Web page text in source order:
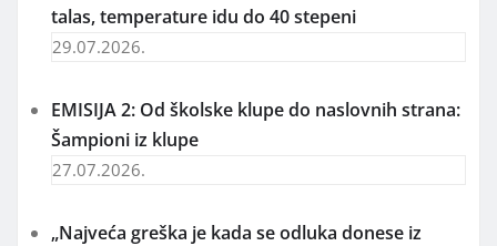
talas, temperature idu do 40 stepeni
29.07.2026.
EMISIJA 2: Od školske klupe do naslovnih strana:
Šampioni iz klupe
27.07.2026.
„Najveća greška je kada se odluka donese iz